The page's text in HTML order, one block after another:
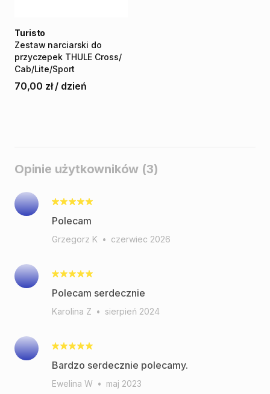
Zestaw narciarski do
przyczepek THULE Cross​/​
Cab​/​Lite​/​Sport
Turisto
70,00 zł / dzień
Opinie użytkowników (3)
Polecam
Grzegorz K • czerwiec 2026
Polecam serdecznie
Karolina Z • sierpień 2024
Bardzo serdecznie polecamy.
Ewelina W • maj 2023